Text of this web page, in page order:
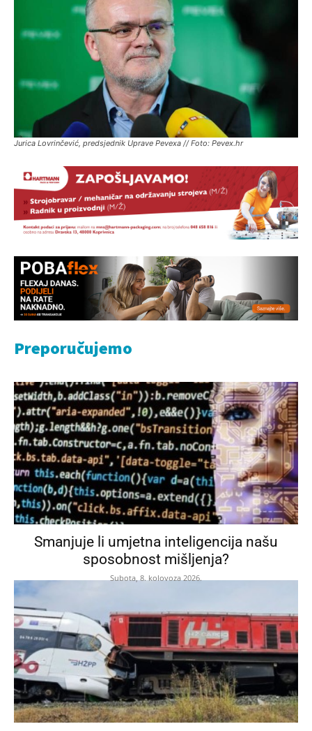
Jurica Lovrinčević, predsjednik Uprave Pevexa // Foto: Pevex.hr
Preporučujemo
Smanjuje li umjetna inteligencija našu
sposobnost mišljenja?
Subota, 8. kolovoza 2026.